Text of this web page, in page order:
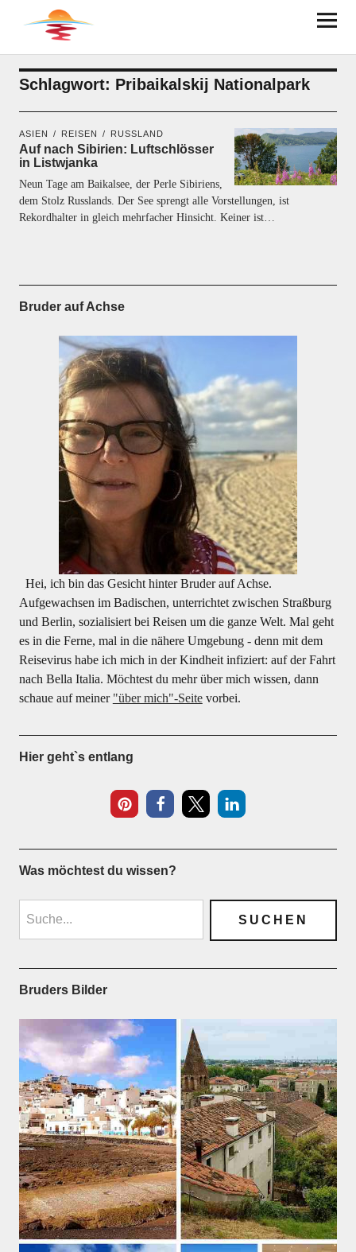
BRUDER AUF ACHSE
Schlagwort: Pribaikalskij Nationalpark
ASIEN REISEN RUSSLAND
Auf nach Sibirien: Luftschlösser
in Listwjanka
Neun Tage am Baikalsee, der Perle Sibiriens,
dem Stolz Russlands. Der See sprengt alle Vorstellungen, ist
Rekordhalter in gleich mehrfacher Hinsicht. Keiner ist…
Bruder auf Achse
Hei, ich bin das Gesicht hinter Bruder auf Achse.
Aufgewachsen im Badischen, unterrichtet zwischen Straßburg
und Berlin, sozialisiert bei Reisen um die ganze Welt. Mal geht
es in die Ferne, mal in die nähere Umgebung - denn mit dem
Reisevirus habe ich mich in der Kindheit infiziert: auf der Fahrt
nach Bella Italia. Möchtest du mehr über mich wissen, dann
schaue auf meiner "über mich"-Seitevorbei.
Hier geht`s entlang
Was möchtest du wissen?
Bruders Bilder